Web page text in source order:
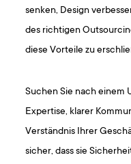
senken, Design
des richtigen
diese Vorteile zu
Suchen Sie nach einem
Expertise, klarer
Verständnis Ihrer
sicher, dass sie